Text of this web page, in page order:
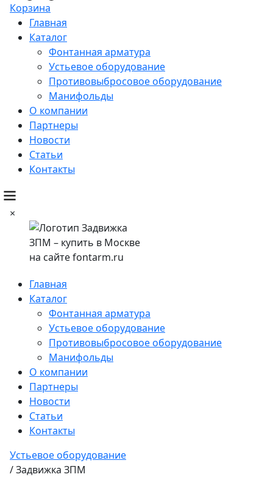
Корзина
Главная
Каталог
Фонтанная арматура
Устьевое оборудование
Противовыбросовое оборудование
Манифольды
О компании
Партнеры
Новости
Статьи
Контакты
×
Главная
Каталог
Фонтанная арматура
Устьевое оборудование
Противовыбросовое оборудование
Манифольды
О компании
Партнеры
Новости
Статьи
Контакты
Устьевое оборудование
/Задвижка ЗПМ